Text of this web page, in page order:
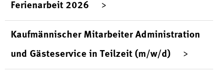
Ferienarbeit 2026
Kaufmännischer Mitarbeiter Administration
und Gästeservice in Teilzeit (m/w/d)